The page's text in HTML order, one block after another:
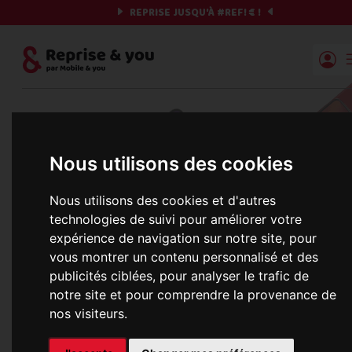
Nous utilisons des cookies
Nous utilisons des cookies et d'autres
technologies de suivi pour améliorer votre
expérience de navigation sur notre site, pour
vous montrer un contenu personnalisé et des
publicités ciblées, pour analyser le trafic de
notre site et pour comprendre la provenance de
nos visiteurs.
REPRISE JUSQU'À #REF!€ !
Reprise | Mobile & you
Préparez votre chrono et vos informations,
c'est parti !
Nous récupérons les meilleures
Une erreur est survenue :